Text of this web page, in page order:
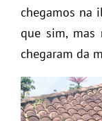
chegamos na
que sim, mas
chegaram da